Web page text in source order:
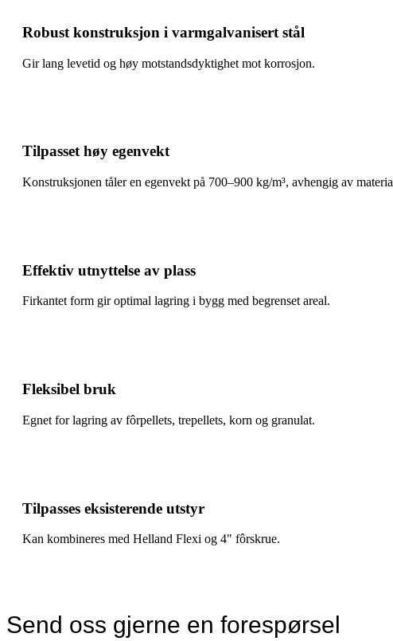
Robust konstruksjon i varmgalvanisert stål
Gir lang levetid og høy motstandsdyktighet mot korrosjon.
Tilpasset høy egenvekt
Konstruksjonen tåler en egenvekt på 700–900 kg/m³, avhengig av
Effektiv utnyttelse av plass
Firkantet form gir optimal lagring i bygg med begrenset areal.
Fleksibel bruk
Egnet for lagring av fôrpellets, trepellets, korn og granulat.
Tilpasses eksisterende utstyr
Kan kombineres med Helland Flexi og 4" fôrskrue.
Send oss gjerne en forespørsel